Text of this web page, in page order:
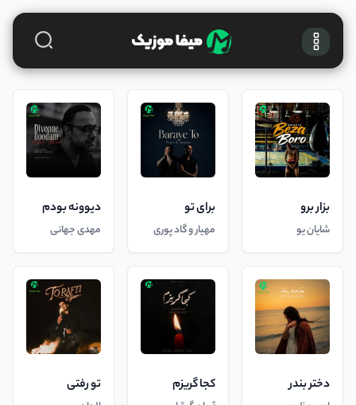
بزار برو
شایان یو
برای تو
مهیار و گاد پوری
دیوونه بودم
مهدی جهانی
دختر بندر کجا گریزم تو رفتی